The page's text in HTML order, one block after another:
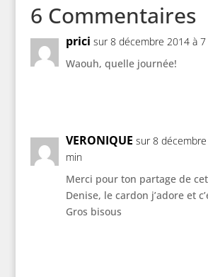
6 Commentaires
prici sur 8 décembre 2014 à
Waouh, quelle journée!
VERONIQUE sur 8
min
Merci pour ton partage de
Denise, le cardon j’adore et
Gros bisous